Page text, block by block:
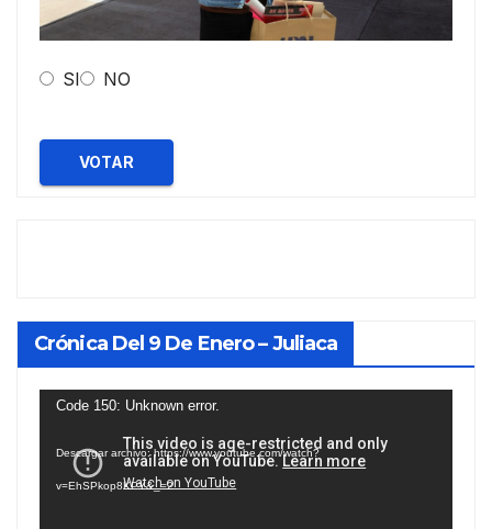
SI NO
VOTAR
Crónica Del 9 De Enero – Juliaca
Reproductor
vídeo
Code 150: Unknown error.
Descargar archivo: https://www.youtube.com/watch?
v=EhSPkop8KPY&_=2